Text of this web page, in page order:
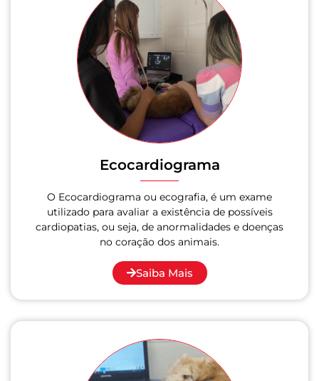
Ecocardiograma
O Ecocardiograma ou ecografia, é um exame
utilizado para avaliar a existência de possíveis
cardiopatias, ou seja, de anormalidades e doenças
no coração dos animais.
Saiba Mais